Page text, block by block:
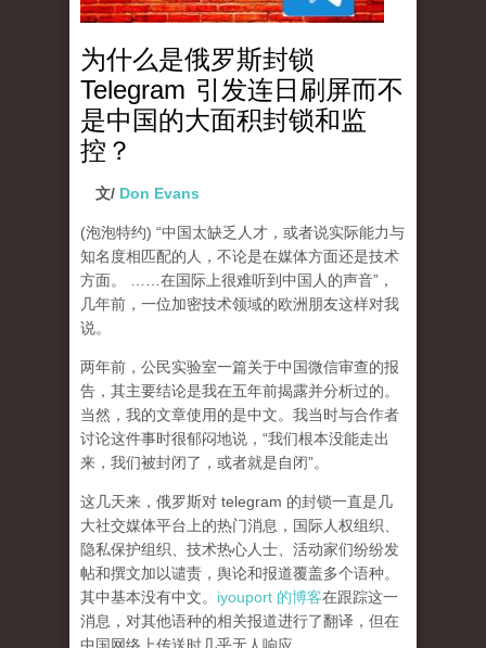
为什么是俄罗斯封锁
Telegram 引发连日刷屏而不
是中国的大面积封锁和监
控？
文/ Don Evans
(泡泡特约) “中国太缺乏人才，或者说实际能力与
知名度相匹配的人，不论是在媒体方面还是技术
方面。 ……在国际上很难听到中国人的声音”，
几年前，一位加密技术领域的欧洲朋友这样对我
说。
两年前，公民实验室一篇关于中国微信审查的报
告，其主要结论是我在五年前揭露并分析过的。
当然，我的文章使用的是中文。我当时与合作者
讨论这件事时很郁闷地说，“我们根本没能走出
来，我们被封闭了，或者就是自闭”。
这几天来，俄罗斯对 telegram 的封锁一直是几
大社交媒体平台上的热门消息，国际人权组织、
隐私保护组织、技术热心人士、活动家们纷纷发
帖和撰文加以谴责，舆论和报道覆盖多个语种。
其中基本没有中文。 iyouport 的博客在跟踪这一
消息，对其他语种的相关报道进行了翻译，但在